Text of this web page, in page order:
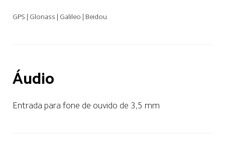
GPS | Glonass | Galileo | Beidou
Áudio
Entrada para fone de ouvido de 3,5 mm